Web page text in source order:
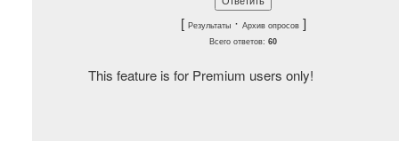
[ Результаты· Архив опросов]
Всего ответов:60
This feature is for Premium users only!